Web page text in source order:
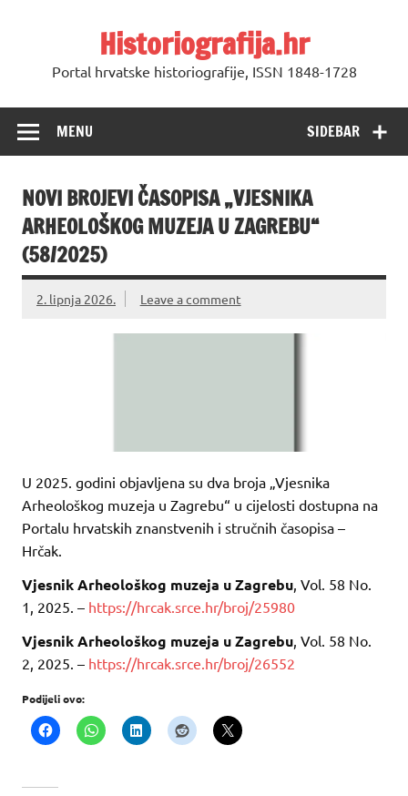
Historiografija.hr
Portal hrvatske historiografije, ISSN 1848-1728
SIDEBAR
MENU
NOVI BROJEVI ČASOPISA „VJESNIKA
ARHEOLOŠKOG MUZEJA U ZAGREBU“
(58/2025)
2. lipnja 2026. Leave a comment
U 2025. godini objavljena su dva broja „Vjesnika
Arheološkog muzeja u Zagrebu“ u cijelosti dostupna na
Portalu hrvatskih znanstvenih i stručnih časopisa –
Hrčak.
Vjesnik Arheološkog muzeja u Zagrebu, Vol. 58 No.
1, 2025. – https://hrcak.srce.hr/broj/25980
Vjesnik Arheološkog muzeja u Zagrebu, Vol. 58 No.
2, 2025. – https://hrcak.srce.hr/broj/26552
Podijeli ovo: